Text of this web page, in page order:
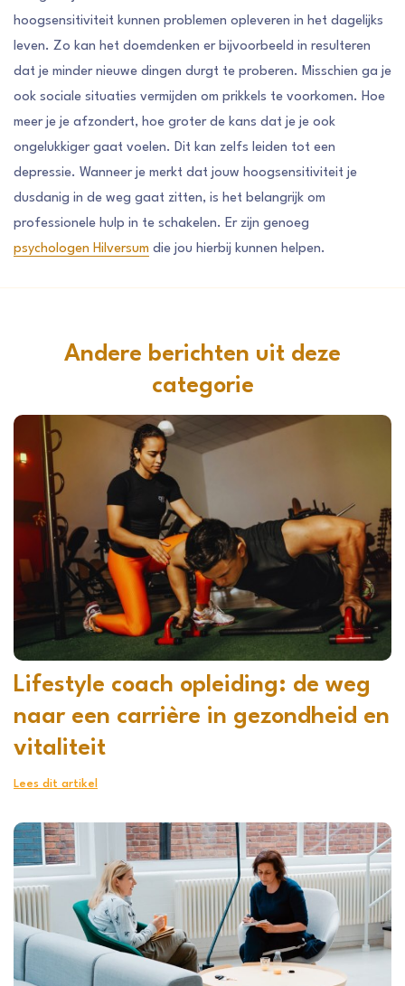
hoogsensitiviteit kunnen problemen opleveren in het dagelijks
leven. Zo kan het doemdenken er bijvoorbeeld in resulteren
dat je minder nieuwe dingen durgt te proberen. Misschien ga je
ook sociale situaties vermijden om prikkels te voorkomen. Hoe
meer je je afzondert, hoe groter de kans dat je je ook
ongelukkiger gaat voelen. Dit kan zelfs leiden tot een
depressie. Wanneer je merkt dat jouw hoogsensitiviteit je
dusdanig in de weg gaat zitten, is het belangrijk om
professionele hulp in te schakelen. Er zijn genoeg
psychologen Hilversum die jou hierbij kunnen helpen.
Andere berichten uit deze
categorie
Lifestyle coach opleiding: de weg
naar een carrière in gezondheid en
vitaliteit
Lees dit artikel